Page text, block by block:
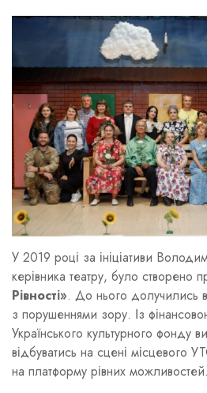
У 2019 році за ініціативи
керівника театру, було створено
Рівності». До нього долучились
з порушеннями зору. Із
Українського культурного фонду
відбуватись на сцені місцевого
на платформу рівних можливостей.